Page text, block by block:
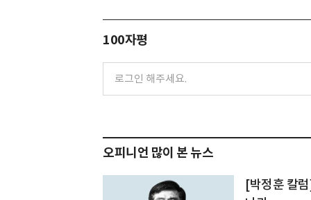
100자평
오피니언 많이 본 뉴스
[박정훈 칼